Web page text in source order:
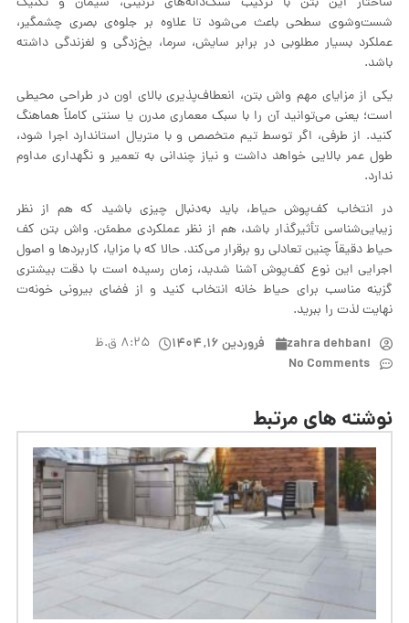
شست‌وشوی سطحی باعث می‌شود تا علاوه بر جلوه‌ی بصری چشمگیر،
عملکرد بسیار مطلوبی در برابر سایش، سرما، یخ‌زدگی و لغزندگی داشته
باشد.
یکی از مزایای مهم واش بتن، انعطاف‌پذیری بالای اون در طراحی محیطی
است؛ یعنی می‌توانید آن را با سبک معماری مدرن یا سنتی کاملاً هماهنگ
کنید. از طرفی، اگر توسط تیم متخصص و با متریال استاندارد اجرا شود،
طول عمر بالایی خواهد داشت و نیاز چندانی به تعمیر و نگهداری مداوم
ندارد.
در انتخاب کف‌پوش حیاط، باید به‌دنبال چیزی باشید که هم از نظر
زیبایی‌شناسی تأثیرگذار باشد، هم از نظر عملکردی مطمئن. واش بتن کف
حیاط دقیقاً چنین تعادلی رو برقرار می‌کند. حالا که با مزایا، کاربردها و اصول
اجرایی این نوع کف‌پوش آشنا شدید، زمان رسیده است با دقت بیشتری
گزینه مناسب برای حیاط خانه انتخاب کنید و از فضای بیرونی خونه‌ت
نهایت لذت را ببرید.
zahra dehbani فروردین ۱۶, ۱۴۰۴ ۸:۲۵ ق.ظ
No Comments
نوشته های مرتبط